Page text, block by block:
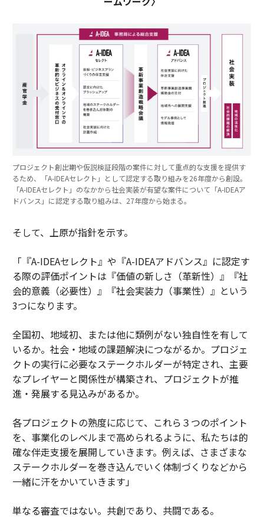
プロジェクト創出期や仮説検証段階の案件に対して重点的な支援を提供す
るため、「A-IDEAセレクト」として認定する取り組みを26年度から創設。
「A-IDEAセレクト」のなかから社会実装が有望な案件について「A-IDEAア
ドバンス」に認定する取り組みは、27年度から始まる。
そして、上原が指針を示す。
「『A-IDEAセレクト』や『A-IDEAアドバンス』に認定す
る際の評価ポイントは『価値の新しさ（革新性）』『社
会的意義（必要性）』『社会実装力（事業性）』という
3つになります。
全国初、地域初、または他に類例がない独自性を有して
いるか。社会・地域の課題解決につながるか。プロジェ
クトの実行に必要なステークホルダーが特定され、主要
なプレイヤーと関係性が構築され、プロジェクトが推
進・発展する見込みがあるか。
各プロジェクトの熟度に応じて、これら３つのポイント
を、事業化のレベルまで高められるように、私たちは的
確な伴走支援を展開していきます。例えば、さまざまな
ステークホルダーを巻き込んでいく体制づくりなどから
一緒に汗をかいていきます」
単なる審査ではない。共創であり、共闘である。